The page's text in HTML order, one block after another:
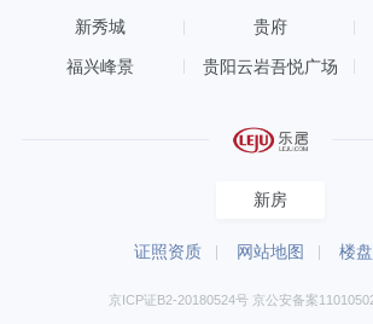
新秀城 贵府
福兴峰景 贵阳云岩吾悦广场
新房
证照资质 网站地图 楼
京ICP证B2-20180524号 京公安备案